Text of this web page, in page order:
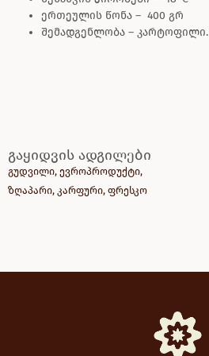
ერთეულის წონა – 400 გრ
შემადგენლობა – კარტოფილი.
გაყიდვის ადგილები
გუდვილი, ევროპროდუქტი,
ზღაპარი, კარფური, ფრესკო